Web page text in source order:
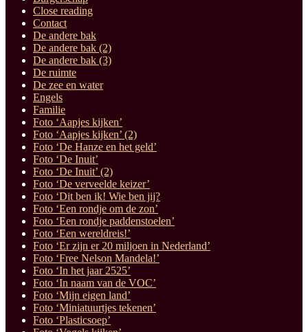
Close reading
Contact
De andere bak
De andere bak (2)
De andere bak (3)
De ruimte
De zee en water
Engels
Familie
Foto ‘Aapjes kijken’
Foto ‘Aapjes kijken’ (2)
Foto ‘De Hanze en het geld’
Foto ‘De Inuit’
Foto ‘De Inuit’ (2)
Foto ‘De verveelde keizer’
Foto ‘Dit ben ik! Wie ben jij?
Foto ‘Een rondje om de zon’
Foto ‘Een rondje paddenstoelen’
Foto ‘Een wereldreis!’
Foto ‘Er zijn er 20 miljoen in Nederland’
Foto ‘Free Nelson Mandela!’
Foto ‘In het jaar 2525’
Foto ‘In naam van de VOC’
Foto ‘Mijn eigen land’
Foto ‘Miniatuurtjes tekenen’
Foto ‘Plasticsoep’